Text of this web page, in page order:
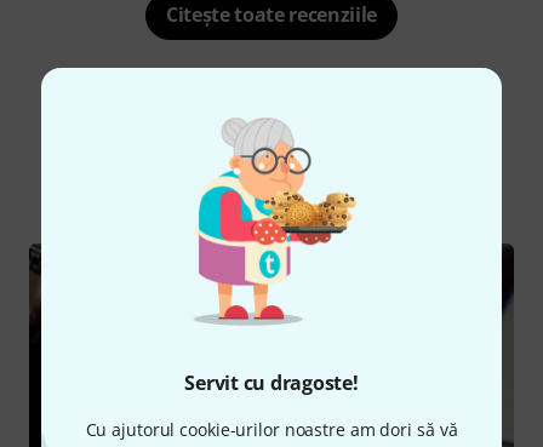
Servit cu dragoste!
Cu ajutorul cookie-urilor noastre am dori să vă
Citește toate recenziile
Știați că?
Toate Ghid Online